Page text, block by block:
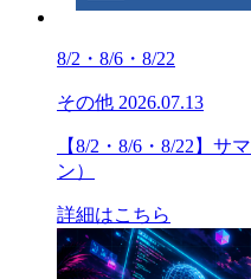
8/2・8/6・8/22
その他 2026.07.13
【8/2・8/6・8/22】サ
ン）
詳細はこちら